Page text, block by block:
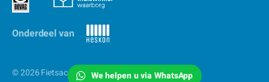
Onderdeel van
© 2026 Fietsaccu-revisie.nlWe helpen u via WhatsApp